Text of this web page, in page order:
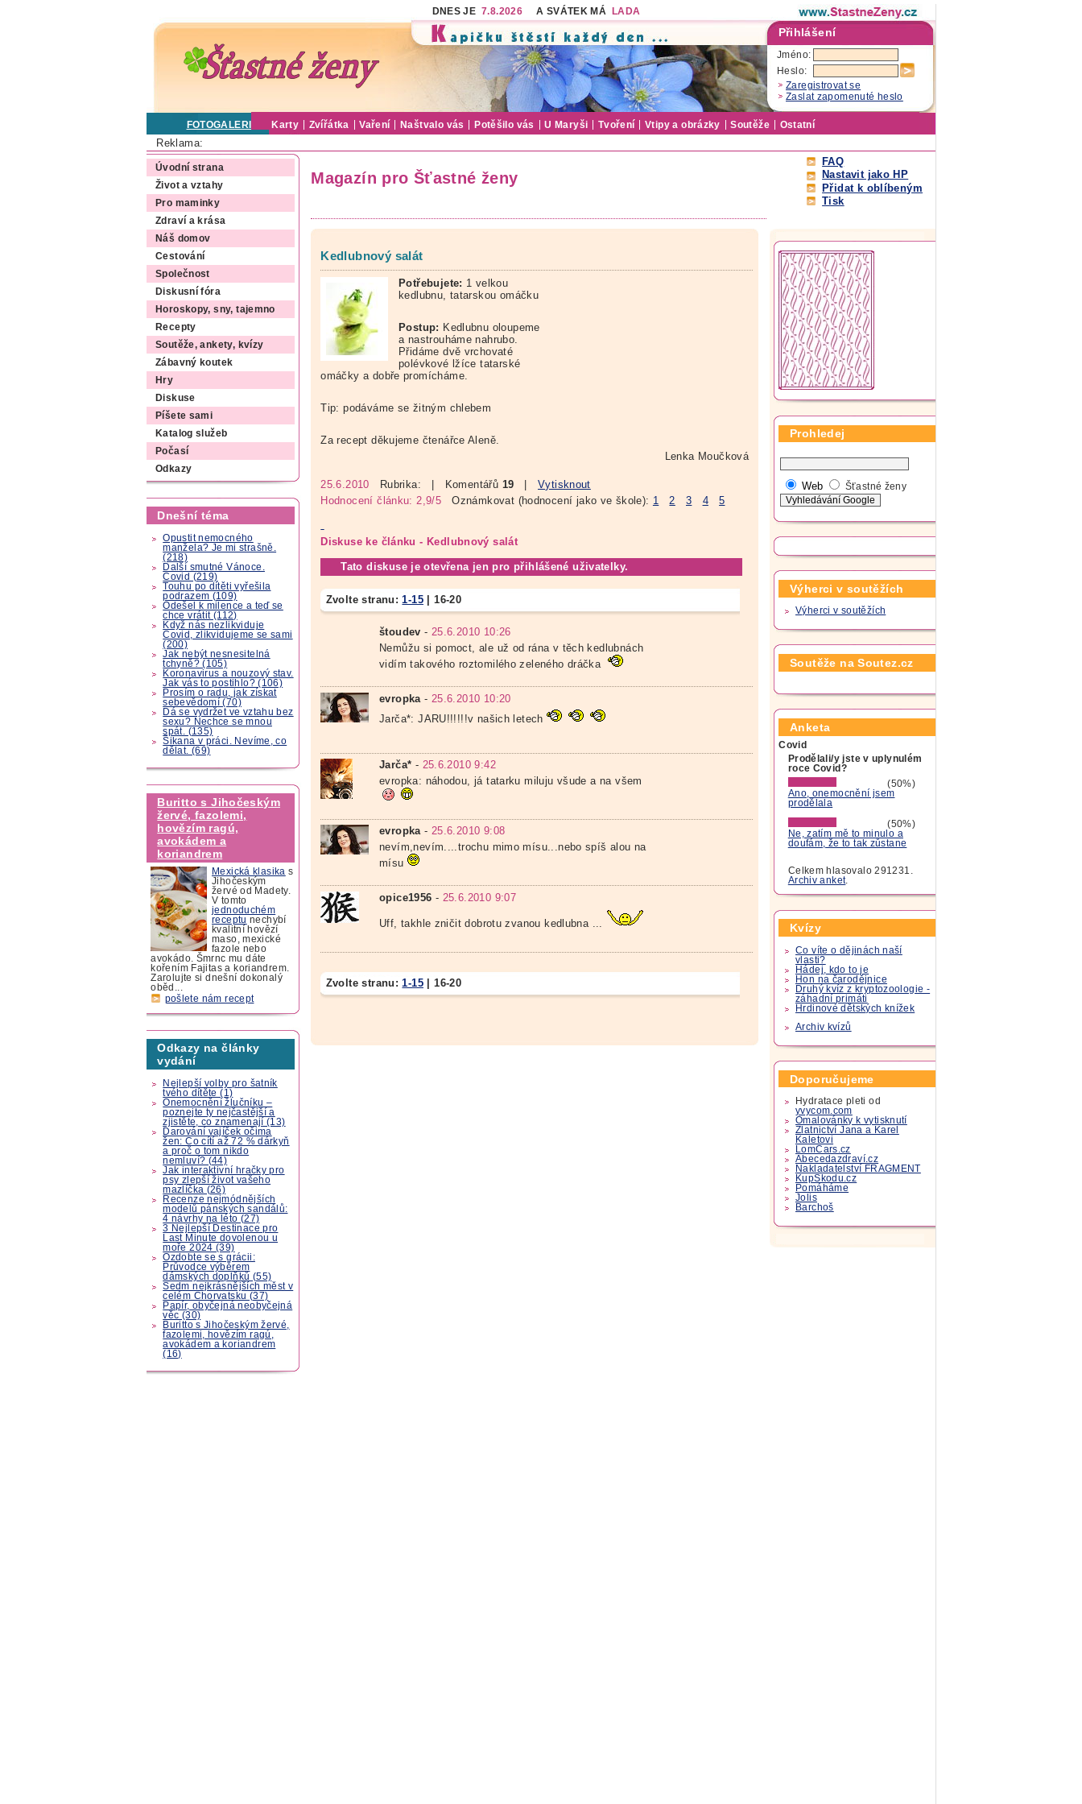
DNES JE 7.8.2026 A SVÁTEK MÁ LADA
Přihlášení
Jméno:
Heslo:
Zaregistrovat se
Zaslat zapomenuté heslo
FOTOGALERIE Karty Zvířátka Vaření Naštvalo vás Potěšilo vás U Maryši Tvoření Vtipy a obrázky Soutěže Ostatní
Reklama:
Úvodní strana
Život a vztahy
Pro maminky
Zdraví a krása
Náš domov
Cestování
Společnost
Diskusní fóra
Horoskopy, sny, tajemno
Recepty
Soutěže, ankety, kvízy
Zábavný koutek
Hry
Diskuse
Píšete sami
Katalog služeb
Počasí
Odkazy
Dnešní téma
Opustit nemocného
manžela? Je mi strašně.
(218)
Další smutné Vánoce.
Covid (219)
Touhu po dítěti vyřešila
podrazem (109)
Odešel k milence a teď se
chce vrátit (112)
Když nás nezlikviduje
Covid, zlikvidujeme se sami
(200)
Jak nebýt nesnesitelná
tchyně? (105)
Koronavirus a nouzový stav.
Jak vás to postihlo? (106)
Prosím o radu, jak získat
sebevědomí (70)
Dá se vydržet ve vztahu bez
sexu? Nechce se mnou
spát. (135)
Šikana v práci. Nevíme, co
dělat. (69)
Buritto s Jihočeským
žervé, fazolemi,
hovězím ragú,
avokádem a
koriandrem
Mexická klasika s
Jihočeským
žervé od Madety.
V tomto
jednoduchém
receptu nechybí
kvalitní hovězí
maso, mexické
fazole nebo
avokádo. Šmrnc mu dáte
kořením Fajitas a koriandrem.
Zarolujte si dnešní dokonalý
oběd...
pošlete nám recept
Odkazy na články
vydání
Nejlepší volby pro šatník
tvého dítěte (1)
Onemocnění žlučníku –
poznejte ty nejčastější a
zjistěte, co znamenají (13)
Darování vajíček očima
žen: Co cítí až 72 % dárkyň
a proč o tom nikdo
nemluví? (44)
Jak interaktivní hračky pro
psy zlepší život vašeho
mazlíčka (26)
Recenze nejmódnějších
modelů pánských sandálů:
4 návrhy na léto (27)
3 Nejlepší Destinace pro
Last Minute dovolenou u
moře 2024 (39)
Ozdobte se s grácii:
Průvodce výběrem
dámských doplňků (55)
Sedm nejkrásnějších měst v
celém Chorvatsku (37)
Papír, obyčejná neobyčejná
věc (30)
Buritto s Jihočeským žervé,
fazolemi, hovězím ragú,
avokádem a koriandrem
(16)
Magazín pro Šťastné ženy
FAQ
Nastavit jako HP
Přidat k oblíbeným
Tisk
Kedlubnový salát
Potřebujete: 1 velkou
kedlubnu, tatarskou omáčku
Postup: Kedlubnu oloupeme
a nastrouháme nahrubo.
Přidáme dvě vrchovaté
polévkové lžíce tatarské
omáčky a dobře promícháme.
Tip: podáváme se žitným chlebem
Za recept děkujeme čtenářce Aleně.
Lenka Moučková
25.6.2010 Rubrika: | Komentářů 19 |Vytisknout
Hodnocení článku: 2,9/5 Oznámkovat (hodnocení jako ve škole): 1 2 3 4 5
Diskuse ke článku - Kedlubnový salát
Tato diskuse je otevřena jen pro přihlášené uživatelky.
Zvolte stranu:1-15 | 16-20
štoudev - 25.6.2010 10:26
Nemůžu si pomoct, ale už od rána v těch kedlubnách
vidím takového roztomilého zeleného dráčka
evropka - 25.6.2010 10:20
Jarča*: JARU!!!!!!v našich letech
Jarča* - 25.6.2010 9:42
evropka: náhodou, já tatarku miluju všude a na všem
evropka- 25.6.2010 9:08
nevím,nevím....trochu mimo mísu...nebo spíš alou na
mísu
opice1956 - 25.6.2010 9:07
Uff, takhle zničit dobrotu zvanou kedlubna ...
Zvolte stranu:1-15 |16-20
Prohledej
Web Šťastné ženy
Výherci v soutěžích
Výherci v soutěžích
Soutěže na Soutez.cz
Anketa
Covid
Prodělali/y jste v uplynulém
roce Covid?
(50%)
Ano, onemocnění jsem
prodělala
(50%)
Ne, zatím mě to minulo a
doufám, že to tak zůstane
Celkem hlasovalo 291231.
Archiv anket.
Kvízy
Co víte o dějinách naší
vlasti?
Hádej, kdo to je
Hon na čarodějnice
Druhý kvíz z kryptozoologie -
záhadní primáti
Hrdinové dětských knížek
Archiv kvízů
Doporučujeme
Hydratace pleti od
yvycom.com
Omalovánky k vytisknutí
Zlatnictví Jana a Karel
Kaletovi
LomCars.cz
Abecedazdraví.cz
Nakladatelství FRAGMENT
KupSkodu.cz
Pomáháme
Jolis
Barchoš